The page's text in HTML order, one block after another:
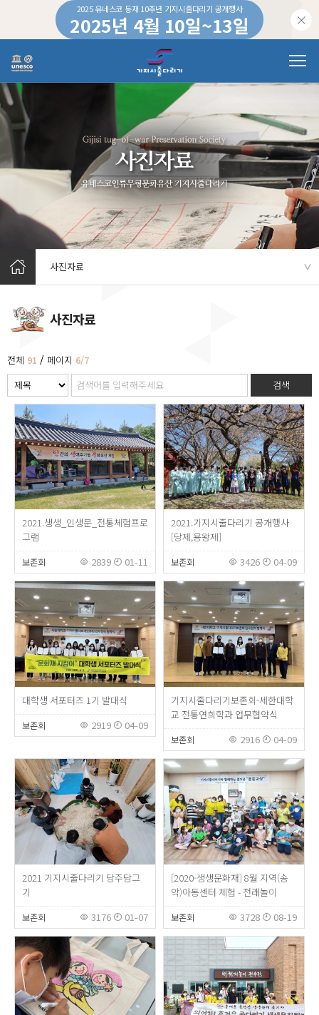
2025 유네스코 등재 10주년 기지시줄다리기 공개행사
2025년 4월 10일~13일
하루 동안 이 창을 열지 않습니다.
사진자료 ∨
사진자료
전체 91 / 페이지 6/7
검색
2021.생생_인생문_전통체험프로
그램
보존회 2839 01-11
2021.기지시줄다리기 공개행사
[당제,용왕제]
보존회 3426 04-09
대학생 서포터즈 1기 발대식
보존회 2919 04-09
기지시줄다리기보존회-세한대학
교 전통연희학과 업무협약식
보존회 2916 04-09
2021 기지시줄다리기 당주담그
기
보존회 3176 01-07
[2020-생생문화재] 8월 지역(송
악)아동센터 체험 - 전래놀이
보존회 3728 08-19